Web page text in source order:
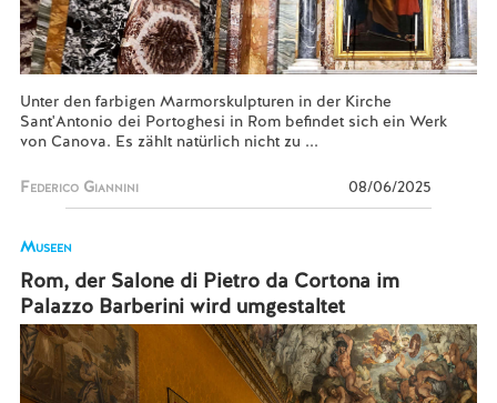
Unter den farbigen Marmorskulpturen in der Kirche
Sant'Antonio dei Portoghesi in Rom befindet sich ein Werk
von Canova. Es zählt natürlich nicht zu ...
Federico Giannini 08/06/2025
Museen
Rom, der Salone di Pietro da Cortona im
Palazzo Barberini wird umgestaltet